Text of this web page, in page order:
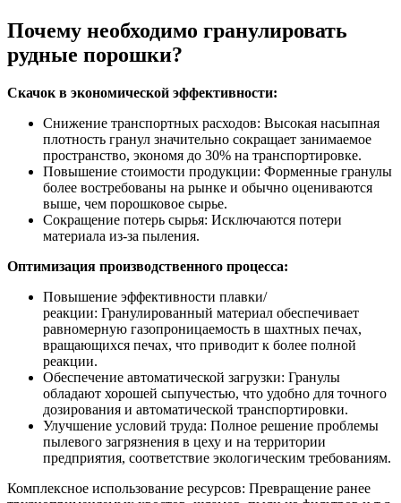
Почему необходимо гранулировать
рудные порошки?
Скачок в экономической эффективности:
Снижение транспортных расходов: Высокая насыпная
плотность гранул значительно сокращает занимаемое
пространство, экономя до 30% на транспортировке.
Повышение стоимости продукции: Форменные гранулы
более востребованы на рынке и обычно оцениваются
выше, чем порошковое сырье.
Сокращение потерь сырья: Исключаются потери
материала из-за пыления.
Оптимизация производственного процесса:
Повышение эффективности плавки/
реакции: Гранулированный материал обеспечивает
равномерную газопроницаемость в шахтных печах,
вращающихся печах, что приводит к более полной
реакции.
Обеспечение автоматической загрузки: Гранулы
обладают хорошей сыпучестью, что удобно для точного
дозирования и автоматической транспортировки.
Улучшение условий труда: Полное решение проблемы
пылевого загрязнения в цеху и на территории
предприятия, соответствие экологическим требованиям.
Комплексное использование ресурсов: Превращение ранее